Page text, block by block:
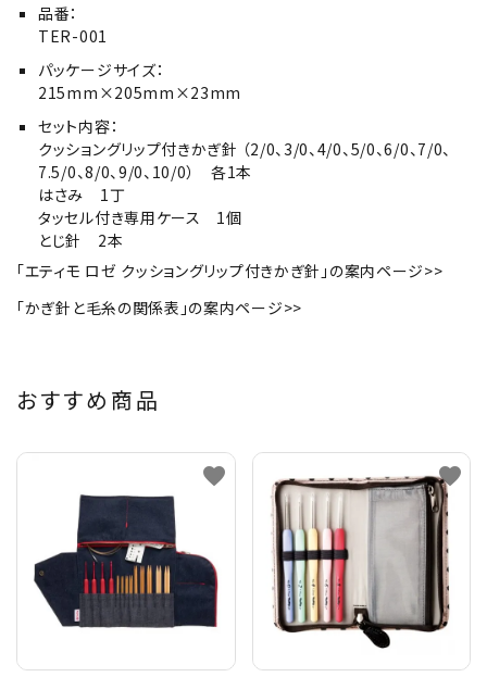
品番：
TER-001
パッケージサイズ：
215mm×205mm×23mm
セット内容：
クッショングリップ付きかぎ針 （2/0、3/0、4/0、5/0、6/0、7/0、
7.5/0、8/0、9/0、10/0） 各1本
はさみ 1丁
タッセル付き専用ケース 1個
とじ針 2本
「エティモ ロゼ クッショングリップ付きかぎ針」の案内ページ>>
「かぎ針と毛糸の関係表」の案内ページ>>
おすすめ商品
favorite favorite